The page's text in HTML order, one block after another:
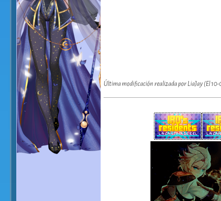
Última modificación realizada por LiaJay (El 10-